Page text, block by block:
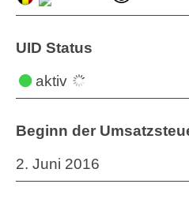
UID Status
aktiv
Beginn der
2. Juni 2016